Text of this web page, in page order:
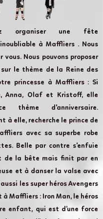
organiser une fête
à Maffliers . Nous
vous. Nous pouvons proposer
le thème de la Reine des
princesse à Maffliers : Si
Anna, Olaf et Kristoff, elle
thème d'anniversaire.
à elle, recherche le prince de
avec sa superbe robe
Belle par contre s'enfuie
de la bête mais finit par en
et à danser la valse avec
les super héros Avengers
Maffliers : Iron Man, le héros
enfant, qui est d’une force